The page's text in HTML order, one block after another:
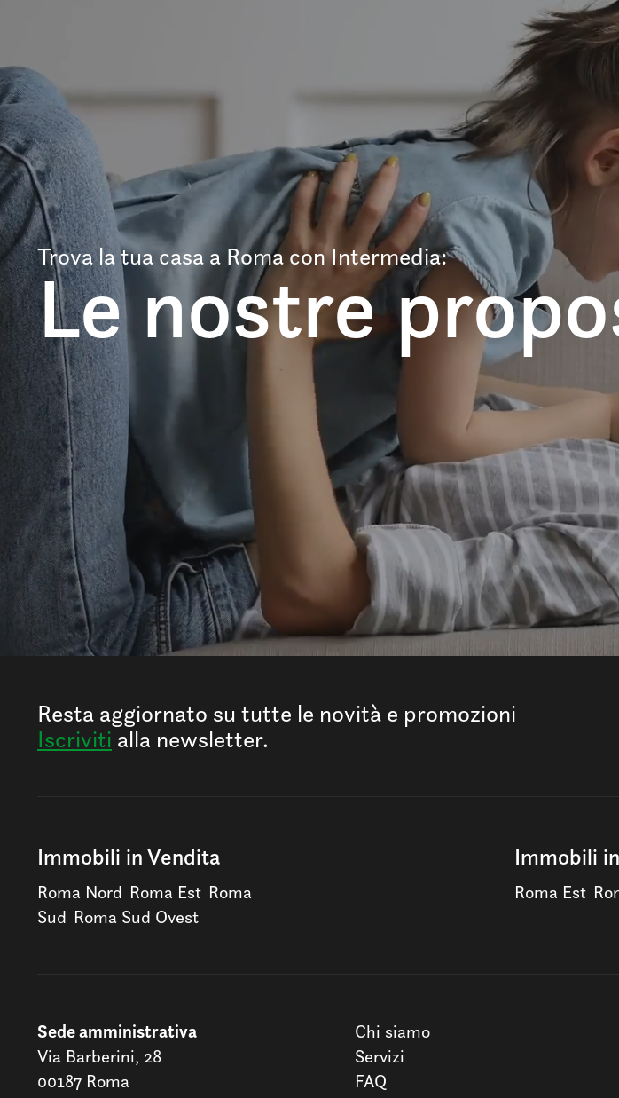
Trova la tua casa a Roma con Intermedia:
Le nostre
Resta aggiornato su tutte le novità e promozioni
Iscriviti alla newsletter.
Immobili in Vendita
Roma Nord Roma Est Roma
Sud Roma Sud Ovest
Immobili
Roma Est
Sede amministrativa
Via Barberini, 28
00187 Roma
Chi siamo
Servizi
FAQ